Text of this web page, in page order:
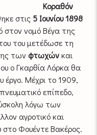
Κοραθόν
στις 5 Ιουνίου 1898
στον νομό Βέγα της
του μετέδωσε τη
τωνφτωχώνκαι
ο Γκαρθία Λόρκα θα
έργο. Μέχρι το 1909,
επίπεδο,
λόγω των
αγροτικό και
στο Φουέντε Βακέρος.